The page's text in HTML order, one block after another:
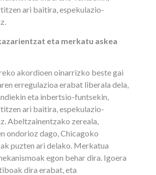
ari baitira, espekulazio-
eta merkatu askea
akordioen oinarrizko beste gai
erregulazioa erabat liberala dela,
eta inbertsio-funtsekin,
ari baitira, espekulazio-
Abeltzainentzako zereala,
ondorioz dago, Chicagoko
puzten ari delako. Merkatua
egon behar dira. Igoera
dira erabat, eta